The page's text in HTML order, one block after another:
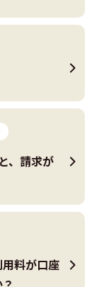
、請求が
料が口座